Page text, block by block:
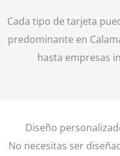
Cada tipo de tarjeta
predominante en
hasta empresas
Diseño
No necesitas ser